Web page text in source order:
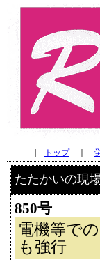
トップ｜
たたかいの現
850号
電機等で
も強行